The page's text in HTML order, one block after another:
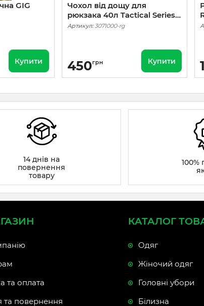
GIG
Купити
Чохол від дощу для
рюкзака 40л Tactical Series.
Ranger Green
Артикул:3071000-rg
450грн Купити
14 днів на
повернення
товару
100%
та оплата
та повернення
КАТАЛОГ
Одяг
Жіночий одяг
Головні убори
Білизна